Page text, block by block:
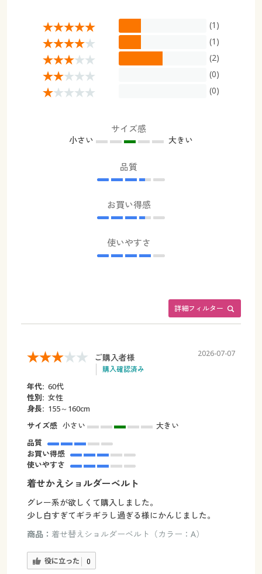
(1)
(1)
(2)
(0)
(0)
サイズ感
小さい 大きい
品質
お買い得感
使いやすさ
詳細フィルター
ご購入者様
購入確認済み
2026-07-07
年代: 60代
性別: 女性
身長: 155～160cm
サイズ感 小さい
大きい
品質
お買い得感
使いやすさ
着せかえショルダーベルト
グレー系が欲しくて購入しました。
少し白すぎてギラギラし過ぎる様にかんじました。
商品： 着せ替えショルダーベルト（カラー：A）
役に立った 0